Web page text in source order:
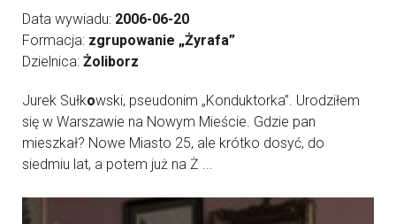
Data wywiadu: 2006-06-20
Formacja: zgrupowanie „Żyrafa”
Dzielnica: Żoliborz
Jurek Sułkowski, pseudonim „Konduktorka”. Urodziłem
się w Warszawie na Nowym Mieście. Gdzie pan
mieszkał? Nowe Miasto 25, ale krótko dosyć, do
siedmiu lat, a potem już na Ż ...